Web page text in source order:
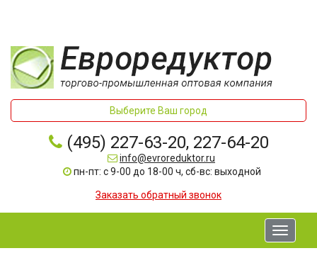
Выберите Ваш город
(495) 227-63-20, 227-64-20
info@evroreduktor.ru
пн-пт: с 9-00 до 18-00 ч, сб-вс: выходной
Заказать обратный звонок
Toggle